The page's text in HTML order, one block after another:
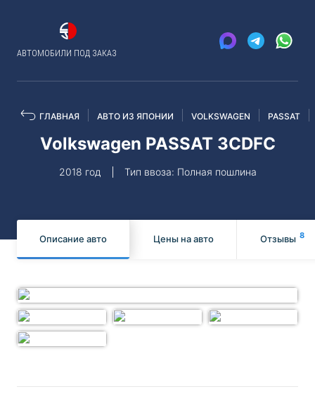
АВТОМОБИЛИ ПОД ЗАКАЗ
ГЛАВНАЯ АВТО ИЗ ЯПОНИИ VOLKSWAGEN PASSAT
Volkswagen PASSAT 3CDFC
2018 год Тип ввоза: Полная пошлина
Описание авто Цены на авто Отзывы 8